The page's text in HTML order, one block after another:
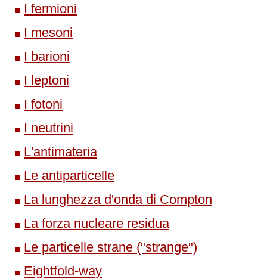
I fermioni
I mesoni
I barioni
I leptoni
I fotoni
I neutrini
L'antimateria
Le antiparticelle
La lunghezza d'onda di Compton
La forza nucleare residua
Le particelle strane ("strange")
Eightfold-way